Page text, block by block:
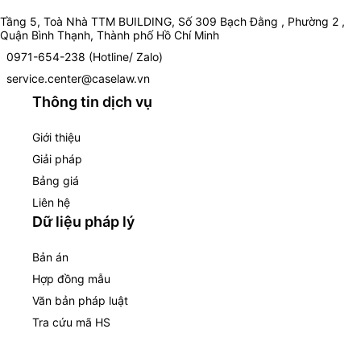
Tầng 5, Toà Nhà TTM BUILDING, Số 309 Bạch Đằng , Phường 2 ,
Quận Bình Thạnh, Thành phố Hồ Chí Minh
0971-654-238 (Hotline/ Zalo)
service.center@caselaw.vn
Thông tin dịch vụ
Giới thiệu
Giải pháp
Bảng giá
Liên hệ
Dữ liệu pháp lý
Bản án
Hợp đồng mẫu
Văn bản pháp luật
Tra cứu mã HS